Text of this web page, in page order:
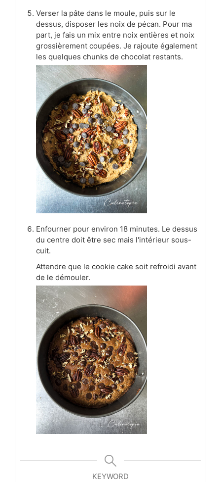
Verser la pâte dans le moule, puis sur le
dessus, disposer les noix de pécan. Pour ma
part, je fais un mix entre noix entières et noix
grossièrement coupées. Je rajoute également
les quelques chunks de chocolat restants.
Enfourner pour environ 18 minutes. Le dessus
du centre doit être sec mais l'intérieur sous-
cuit.
Attendre que le cookie cake soit refroidi avant
de le démouler.
KEYWORD